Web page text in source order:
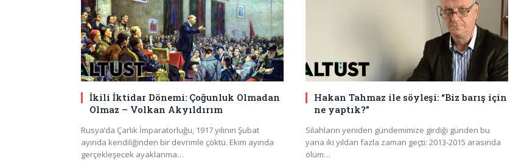
İkili İktidar Dönemi: Çoğunluk Olmadan
Olmaz – Volkan Akyıldırım
Rusya’da Çarlık İmparatorluğu, 1917 yılının Şubat
ayında kendiliğinden bir devrimle çöktü. Ekim ayında
gerçekleşecek ayaklanma…
Hakan Tahmaz ile söyleşi: “Biz barış için
ne yaptık?”
Silahların yeniden gündemimize girdiği günden bu
yana iki yıldan fazla zaman geçti: 2013-2015 arasında
ölüm…